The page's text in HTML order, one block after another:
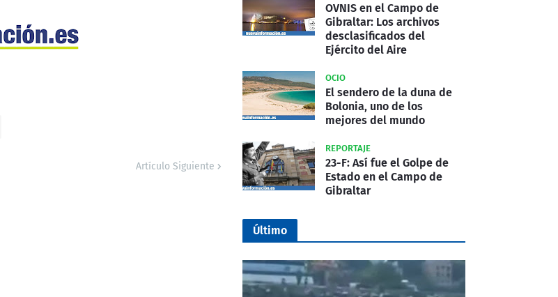
Artículo Siguiente
OVNIS en el Campo de
Gibraltar: Los archivos
desclasificados del
Ejército del Aire
OCIO
El sendero de la duna de
Bolonia, uno de los
mejores del mundo
REPORTAJE
23-F: Así fue el Golpe de
Estado en el Campo de
Gibraltar
Último